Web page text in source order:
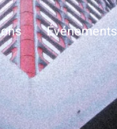
Événements